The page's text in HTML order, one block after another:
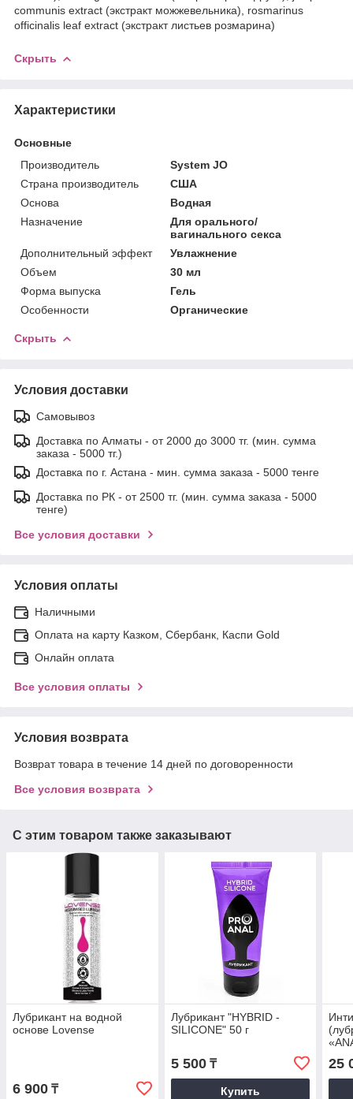
communis extract (экстракт можжевельника), rosmarinus
officinalis leaf extract (экстракт листьев розмарина)
Скрыть
Характеристики
Основные
Производитель
System JO
Страна производитель
США
Основа
Водная
Назначение
Для орального/
вагинального секса
Дополнительный эффект
Увлажнение
Объем
30 мл
Форма выпуска
Гель
Особенности
Органические
Скрыть
Условия доставки
Самовывоз
Доставка по Алматы - от 2000 до 3000 тг. (мин. сумма
заказа - 5000 тг.)
Доставка по г. Астана - мин. сумма заказа - 5000 тенге
Доставка по РК - от 2500 тг. (мин. сумма заказа - 5000
тенге)
Все условия доставки
Условия оплаты
Наличными
Оплата на карту Казком, Сбербанк, Каспи Gold
Онлайн оплата
Все условия оплаты
Условия возврата
Возврат товара в течение 14 дней по договоренности
Все условия возврата
С этим товаром также заказывают
Лубрикант на водной
основе Lovense
6 900 ₸
Лубрикант "HYBRID -
SILICONE" 50 г
5 500₸
Купить
25